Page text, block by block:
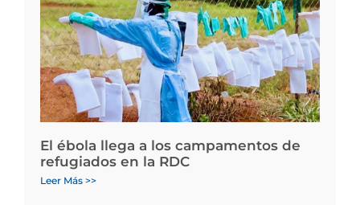
El ébola llega a los campamentos de
refugiados en la RDC
Leer Más >>